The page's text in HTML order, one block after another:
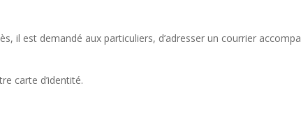
il est demandé aux particuliers, d’adresser un courrier
carte d’identité.